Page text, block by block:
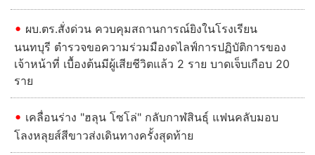
ผบ.ตร.สั่งด่วน ควบคุมสถานการณ์ยิงในโรงเรียน
นนทบุรี ตำรวจขอความร่วมมืองดไลฟ์การปฏิบัติการของ
เจ้าหน้าที่ เบื้องต้นมีผู้เสียชีวิตแล้ว 2 ราย บาดเจ็บเกือบ 20
ราย
เคลื่อนร่าง "ฮลุน โซโล่" กลับกาฬสินธุ์ แฟนคลับมอบ
โลงหลุยส์สีขาวส่งเดินทางครั้งสุดท้าย